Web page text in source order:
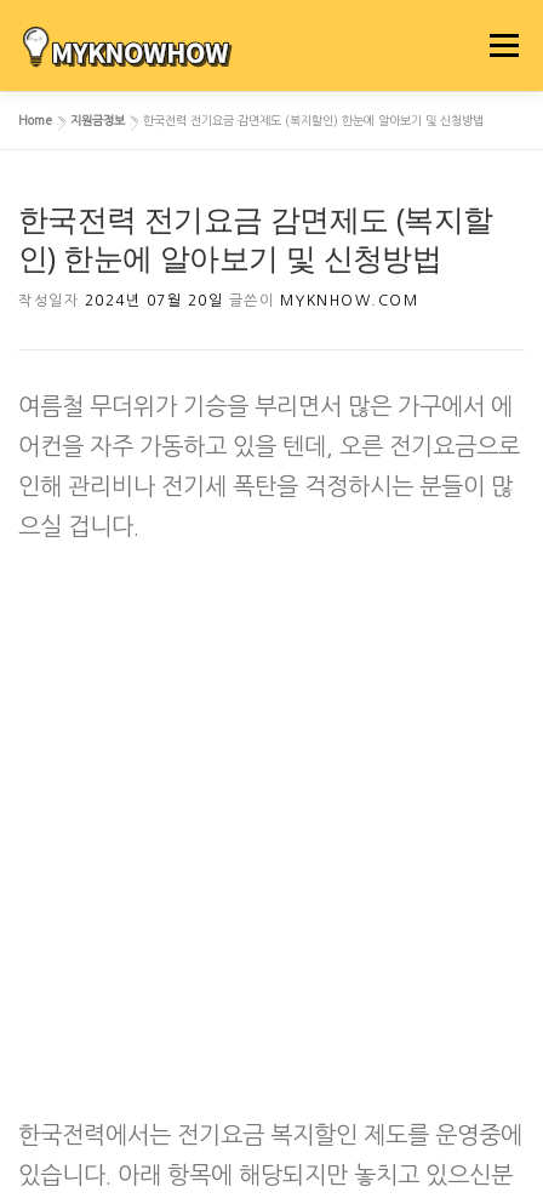
로
메뉴
Home » 지원금정보 » 한국전력 전기요금 감면제도 (복지할인) 한눈에 알아보기 및 신청방법
한국전력 전기요금 감면제도 (복지할
인) 한눈에 알아보기 및 신청방법
작성일자 2024년 07월 20일 글쓴이 MYKNHOW.COM
여름철 무더위가 기승을 부리면서 많은 가구에서 에
어컨을 자주 가동하고 있을 텐데, 오른 전기요금으로
인해 관리비나 전기세 폭탄을 걱정하시는 분들이 많
으실 겁니다.
한국전력에서는 전기요금 복지할인 제도를 운영중에
있습니다. 아래 항목에 해당되지만 놓치고 있으신분